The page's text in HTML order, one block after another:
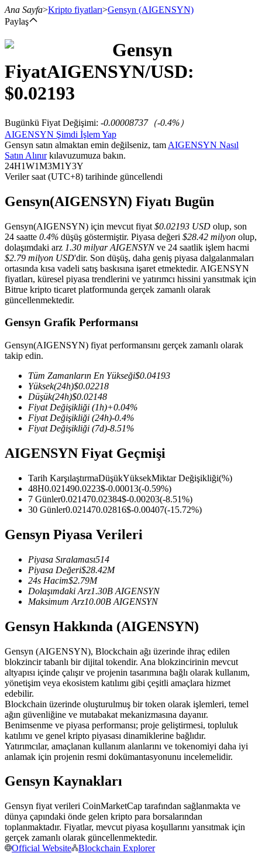
USDT Vadeli İşlemleri
Teminat olarak USDT kullanan vadeli işlemler
COIN-M Vadeli İşlemleri
TradFi
Hisse senetleri, döviz, değerli metaller ve emtia türevleri
USDC'yi teminat olarak kullanan vadeli işlemler
Kopya Ticaret
En iyi traderlarla güçlerinizi birleştirin
Kâr paylaşımı ve kopya ticaret komisyonlarının tadını çıkarın
Ana Sayfa>Kripto fiyatları>Gensyn (AIGENSYN)
Paylaş
Gensyn
FiyatAIGENSYN/USD:
$0.02193
Bugünkü Fiyat Değişimi: -0.00008737（-0.4%）
AIGENSYN Şimdi İşlem Yap
Gensyn satın almaktan emin değilseniz, tam AIGENSYN Nasıl
Satın Alınırkılavuzumuza bakın.
24H1W1M3M1Y3Y
Veriler saat (UTC+8) tarihinde güncellendi
Gensyn(AIGENSYN) Fiyatı Bugün
Gensyn(AIGENSYN) için mevcut fiyat $0.02193 USD olup, son
24 saatte 0.4% düşüş göstermiştir. Piyasa değeri $28.42 milyon olup,
dolaşımdaki arz 1.30 milyar AIGENSYNve 24 saatlik işlem hacmi
$2.79 milyon USD'dir. Son düşüş, daha geniş piyasa dalgalanmaları
ortasında kısa vadeli satış baskısına işaret etmektedir. AIGENSYN
fiyatları, küresel piyasa trendlerini ve yatırımcı hissini yansıtmak için
Bitrue kripto ticaret platformunda gerçek zamanlı olarak
güncellenmektedir.
Gensyn Grafik Performansı
Gensyn(AIGENSYN) fiyat performansını gerçek zamanlı olarak
takip edin.
Tüm Zamanların En Yükseği$0.04193
Yüksek(24h)$0.02218
Düşük(24h)$0.02148
Fiyat Değişikliği (1h)+0.04%
Fiyat Değişikliği (24h)-0.4%
Fiyat Değişikliği (7d)-8.51%
AIGENSYN Fiyat Geçmişi
Tarih KarşılaştırmaDüşükYüksekMiktar Değişikliği(%)
48H0.021490.0223$-0.00013(-0.59%)
7 Günler0.021470.02384$-0.00203(-8.51%)
30 Günler0.021470.02816$-0.00407(-15.72%)
Gensyn Piyasa Verileri
Piyasa Sıralaması514
Piyasa Değeri$28.42M
24s Hacim$2.79M
Dolaşımdaki Arz1.30B AIGENSYN
Maksimum Arz10.00B AIGENSYN
Gensyn Hakkında (AIGENSYN)
Gensyn (AIGENSYN), Blockchain ağı üzerinde ihraç edilen
blokzincir tabanlı bir dijital tokendir. Ana blokzincirinin mevcut
altyapısı içinde çalışır ve projenin tasarımına bağlı olarak kullanım,
yönetişim veya ekosistem katılımı gibi çeşitli amaçlara hizmet
edebilir.
Blockchain üzerinde oluşturulmuş bir token olarak işlemleri, temel
ağın güvenliğine ve mutabakat mekanizmasına dayanır.
Benimsenme ve piyasa performansı; proje geliştirmesi, topluluk
katılımı ve genel kripto piyasası dinamiklerine bağlıdır.
Yatırımcılar, amaçlanan kullanım alanlarını ve tokenomiyi daha iyi
anlamak için projenin resmi dokümantasyonunu incelemelidir.
Gensyn Kaynakları
Gensyn fiyat verileri CoinMarketCap tarafından sağlanmakta ve
dünya çapındaki önde gelen kripto para borsalarından
toplanmaktadır. Fiyatlar, mevcut piyasa koşullarını yansıtmak için
gerçek zamanlı olarak güncellenmektedir.
Official Website
Blockchain Explorer